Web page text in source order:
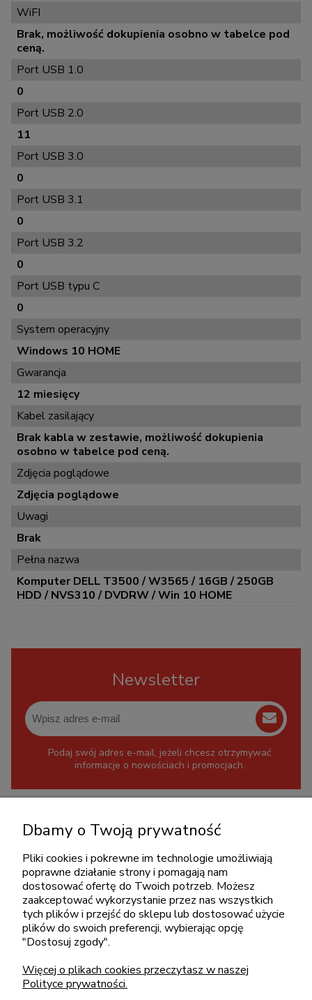
WiFI
Brak, możliwość dokupienia osobno w tabelce pod
ceną.
Port USB 1.0
0
Port USB 2.0
11
Port USB 3.0
0
Port USB 3.1
0
Port USB 3.2
0
Port USB typu C
0
System operacyjny
Windows 10 HOME
Gwarancja
12 miesięcy
Kabel zasilający
Brak kabla w zestawie, możliwość dokupienia
osobno w tabelce pod ceną.
Zdjęcia poglądowe
Zdjęcia poglądowe
Uwagi
Brak
Pełna nazwa
Komputer DELL T3500 / W3565 / 16GB / 250GB
HDD / NVS310 / DVDRW / Win 10 HOME
Newsletter
Podaj swój adres e-mail, jeżeli chcesz otrzymywać
informacje o nowościach i promocjach.
+48 717345566
pon.-piąt.: 08:00-16:00
sklep@cebit.pl
ZAKUPY
POMOC
Dbamy o Twoją prywatność
Pliki cookies i pokrewne im technologie umożliwiają
poprawne działanie strony i pomagają nam
dostosować ofertę do Twoich potrzeb. Możesz
zaakceptować wykorzystanie przez nas wszystkich
tych plików i przejść do sklepu lub dostosować użycie
plików do swoich preferencji, wybierając opcję
"Dostosuj zgody".
Więcej o plikach cookies przeczytasz w naszej
Polityce prywatności.